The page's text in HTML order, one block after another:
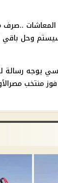
وحل باقي
يوجه رسالة
فوز منتخب